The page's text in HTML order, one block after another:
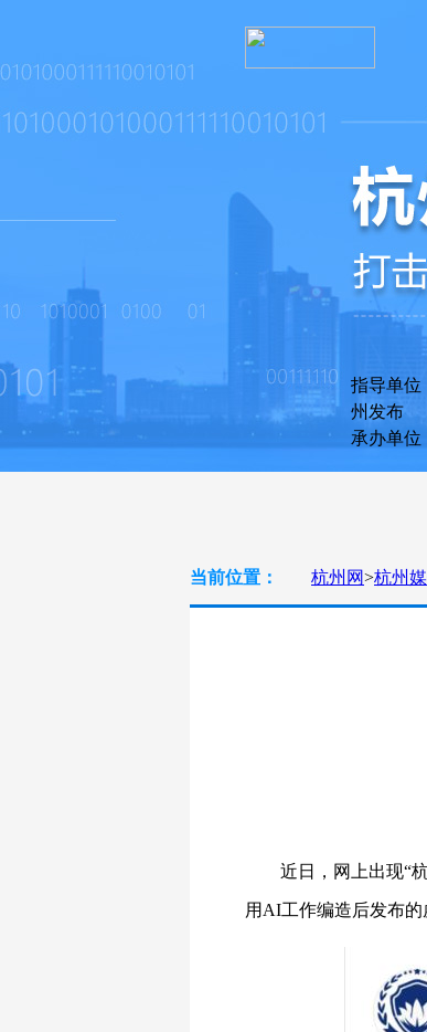
指导单
州发布
承办单位
当前位置： 杭州网>杭州
近日，网上出现“
用AI工作编造后发布